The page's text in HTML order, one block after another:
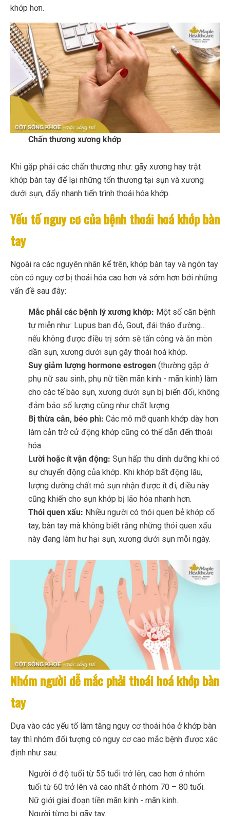
khớp hơn.
Chấn thương xương khớp
Khi gặp phải các chấn thương như: gãy xương hay trật
khớp bàn tay để lại những tổn thương tại sụn và xương
dưới sụn, đẩy nhanh tiến trình thoái hóa khớp.
Yếu tố nguy cơ của bệnh thoái hoá khớp bàn
tay
Ngoài ra các nguyên nhân kể trên, khớp bàn tay và ngón tay
còn có nguy cơ bị thoái hóa cao hơn và sớm hơn bởi những
vấn đề sau đây:
Mắc phải các bệnh lý xương khớp: Một số căn bệnh
tự miễn như: Lupus ban đỏ, Gout, đái tháo đường…
nếu không được điều trị sớm sẽ tấn công và ăn mòn
dần sụn, xương dưới sụn gây thoái hoá khớp.
Suy giảm lượng hormone estrogen (thường gặp ở
phụ nữ sau sinh, phụ nữ tiền mãn kinh - mãn kinh) làm
cho các tế bào sụn, xương dưới sụn bị biến đổi, không
đảm bảo số lượng cũng như chất lượng.
Bị thừa cân, béo phì: Các mô mỡ quanh khớp dày hơn
làm cản trở cử động khớp cũng có thể dẫn đến thoái
hóa.
Lười hoặc ít vận động: Sụn hấp thu dinh dưỡng khi có
sự chuyển động của khớp. Khi khớp bất động lâu,
lượng dưỡng chất mô sụn nhận được ít đi, điều này
cũng khiến cho sụn khớp bị lão hóa nhanh hơn.
Thói quen xấu: Nhiều người có thói quen bẻ khớp cổ
tay, bàn tay mà không biết rằng những thói quen xấu
này đang làm hư hại sụn, xương dưới sụn mỗi ngày.
Nhóm người dễ mắc phải thoái hoá khớp bàn
tay
Dựa vào các yếu tố làm tăng nguy cơ thoái hóa ở khớp bàn
tay thì nhóm đối tượng có nguy cơ cao mắc bệnh được xác
định như sau:
Người ở độ tuổi từ 55 tuổi trở lên, cao hơn ở nhóm
tuổi từ 60 trở lên và cao nhất ở nhóm 70 – 80 tuổi.
Nữ giới giai đoạn tiền mãn kinh - mãn kinh.
Người từng bị gãy tay.